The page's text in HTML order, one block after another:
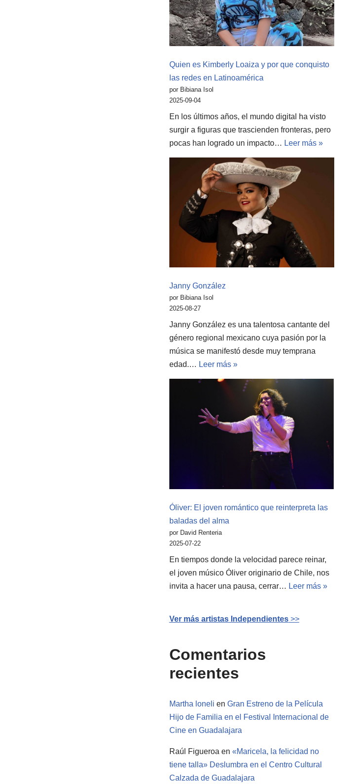
Quien es Kimberly Loaiza y por que conquisto
las redes en Latinoamérica
por Bibiana Isol
2025-09-04
En los últimos años, el mundo digital ha visto
surgir a figuras que trascienden fronteras, pero
pocas han logrado un impacto… Leer más »
Janny González
por Bibiana Isol
2025-08-27
Janny González es una talentosa cantante del
género regional mexicano cuya pasión por la
música se manifestó desde muy temprana
edad.… Leer más »
Óliver: El joven romántico que reinterpreta las
baladas del alma
por David Renteria
2025-07-22
En tiempos donde la velocidad parece reinar,
el joven músico Óliver originario de Chile, nos
invita a hacer una pausa, cerrar… Leer más »
Ver más artistas Independientes>>
Comentarios
recientes
Martha loneli en Gran Estreno de la Película
Hijo de Familia en el Festival Internacional de
Cine en Guadalajara
Raúl Figueroa en «Maricela, la felicidad no
tiene talla» Deslumbra en el Centro Cultural
Calzada de Guadalajara